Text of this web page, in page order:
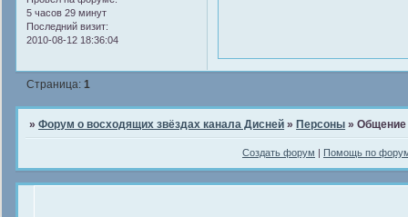
5 часов 29 минут
Последний визит:
2010-08-12 18:36:04
Страница:1
»Форум о восходящих звёздах канала Дисней »Персоны »Общение
Создать форум | Помощь по